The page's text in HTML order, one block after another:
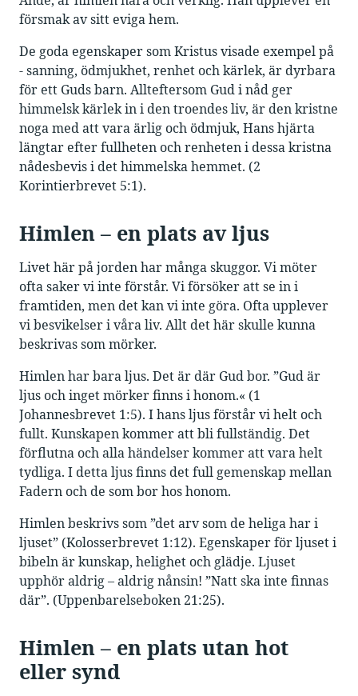
försmak av sitt eviga hem.
De goda egenskaper som Kristus visade exempel på
- sanning, ödmjukhet, renhet och kärlek, är dyrbara
för ett Guds barn. Allteftersom Gud i nåd ger
himmelsk kärlek in i den troendes liv, är den kristne
noga med att vara ärlig och ödmjuk, Hans hjärta
längtar efter fullheten och renheten i dessa kristna
nådesbevis i det himmelska hemmet. (2
Korintierbrevet 5:1).
Himlen – en plats av ljus
Livet här på jorden har många skuggor. Vi möter
ofta saker vi inte förstår. Vi försöker att se in i
framtiden, men det kan vi inte göra. Ofta upplever
vi besvikelser i våra liv. Allt det här skulle kunna
beskrivas som mörker.
Himlen har bara ljus. Det är där Gud bor. ”Gud är
ljus och inget mörker finns i honom.« (1
Johannesbrevet 1:5). I hans ljus förstår vi helt och
fullt. Kunskapen kommer att bli fullständig. Det
förflutna och alla händelser kommer att vara helt
tydliga. I detta ljus finns det full gemenskap mellan
Fadern och de som bor hos honom.
Himlen beskrivs som ”det arv som de heliga har i
ljuset” (Kolosserbrevet 1:12). Egenskaper för ljuset i
bibeln är kunskap, helighet och glädje. Ljuset
upphör aldrig – aldrig nånsin! ”Natt ska inte finnas
där”. (Uppenbarelseboken 21:25).
Himlen – en plats utan hot
eller synd